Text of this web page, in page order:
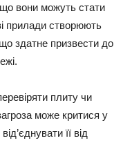
вони можуть стати
прилади створюють
здатне призвести до
плиту чи
може критися у
її від